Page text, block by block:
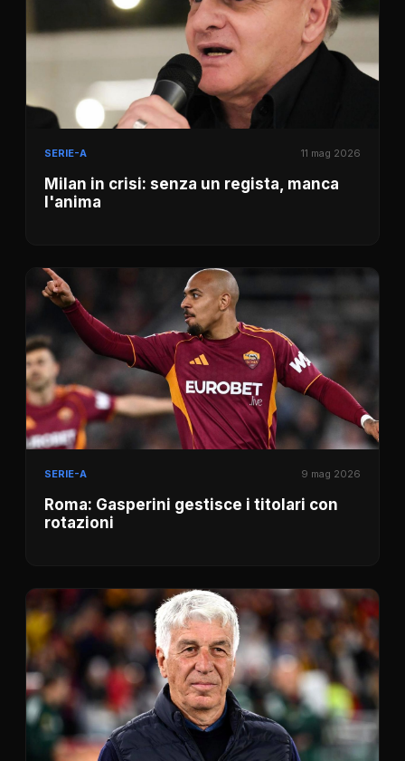
SERIE-A 11 mag 2026
Milan in crisi: senza un regista, manca
l'anima
SERIE-A 9 mag 2026
Roma: Gasperini gestisce i titolari con
rotazioni